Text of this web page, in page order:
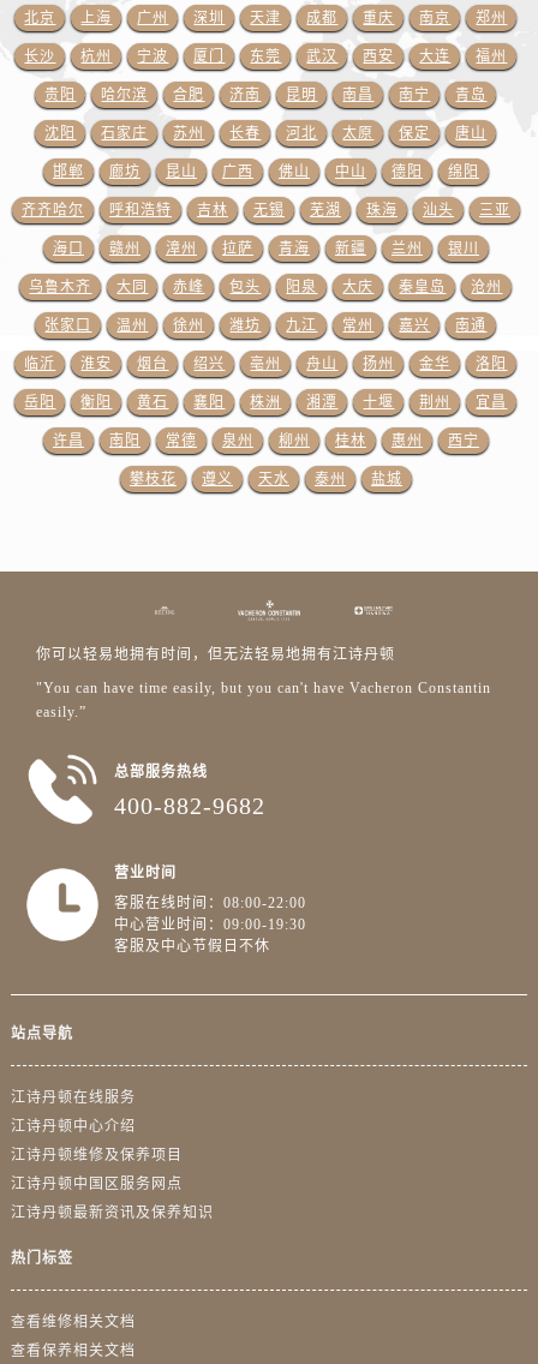
江西省新余市渝水区北湖西路江诗丹顿售后服务中心（需提前预约）
江西省宜春市袁州区中山中路江诗丹顿售后服务中心（需提前预约）
江西省鹰潭市月湖区胜利东路江诗丹顿售后服务中心（需提前预约）
山东省德州市德城区东风中路江诗丹顿售后服务中心（需提前预约）
山东省东营市东营区济南路江诗丹顿售后服务中心（需提前预约）
山东省济南市历下区经十路11111号华润中心写字楼（万象城）15层1508室江诗丹顿售后服务中心（需提前预约）
山东省济宁市任城区太白楼路江诗丹顿售后服务中心（需提前预约）
山东省莱芜市文化南路8号银座商城名表维修一楼名表维修江诗丹顿售后服务中心（需提前预约）
山东省临沂市兰山区解放路江诗丹顿售后服务中心（需提前预约）
山东省日照市东港区烟台路江诗丹顿售后服务中心（需提前预约）
山东省泰安市泰山区财源街道泰山大街江诗丹顿售后服务中心（需提前预约）
山东省威海市环翠区新威海路89号振华商厦一楼名表维修江诗丹顿售后服务中心（需提前预约）
山东省潍坊市奎文区东风东街江诗丹顿售后服务中心（需提前预约）
澳门省路氹城市金光大道江诗丹顿售后服务中心（需提前预约）
北京 上海 广州 深圳 天津 成都 重庆 南京 郑州
长沙 杭州 宁波 厦门 东莞 武汉 西安 大连 福州
贵阳 哈尔滨 合肥 济南 昆明 南昌 南宁 青岛
沈阳 石家庄 苏州 长春 河北 太原 保定 唐山
邯郸 廊坊 昆山 广西 佛山 中山 德阳 绵阳
齐齐哈尔 呼和浩特 吉林 无锡 芜湖 珠海 汕头 三亚
海口 赣州 漳州 拉萨 青海 新疆 兰州 银川
乌鲁木齐 大同 赤峰 包头 阳泉 大庆 秦皇岛 沧州
张家口 温州 徐州 潍坊 九江 常州 嘉兴 南通
临沂 淮安 烟台 绍兴 亳州 舟山 扬州 金华 洛阳
岳阳 衡阳 黄石 襄阳 株洲 湘潭 十堰 荆州 宜昌
许昌 南阳 常德 泉州 柳州 桂林 惠州 西宁
攀枝花 遵义 天水 泰州 盐城
你可以轻易地拥有时间，但无法轻易地拥有江诗丹顿
"You can have time easily, but you can't have Vacheron Constantin
easily.”
总部服务热线
400-882-9682
营业时间
客服在线时间：08:00-22:00
中心营业时间：09:00-19:30
客服及中心节假日不休
站点导航
江诗丹顿在线服务
江诗丹顿中心介绍
江诗丹顿维修及保养项目
江诗丹顿中国区服务网点
江诗丹顿最新资讯及保养知识
热门标签
查看维修相关文档
查看保养相关文档